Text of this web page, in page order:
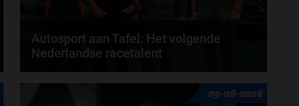
Autosport aan Tafel: Het volgende
Nederlandse racetalent
Hoe klim je naar te top in de racewereld? Wat is er
nodig om alles uit je carrière te halen? En hoe...03-08-2026